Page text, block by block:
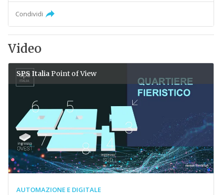
Condividi
Video
SPS ItaliaPoint of View
AUTOMAZIONE E DIGITALE